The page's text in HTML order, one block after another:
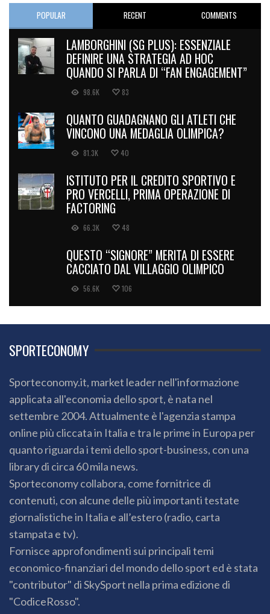
POPULAR RECENT COMMENTS
LAMBORGHINI (SG PLUS): ESSENZIALE
DEFINIRE UNA STRATEGIA AD HOC
QUANDO SI PARLA DI “FAN ENGAGEMENT”
98.6K 83
QUANTO GUADAGNANO GLI ATLETI CHE
VINCONO UNA MEDAGLIA OLIMPICA?
81.3K 40
ISTITUTO PER IL CREDITO SPORTIVO E
PRO VERCELLI, PRIMA OPERAZIONE DI
FACTORING
66.3K 48
QUESTO “SIGNORE” MERITA DI ESSERE
CACCIATO DAL VILLAGGIO OLIMPICO
56.6K 106
SPORTECONOMY
Sporteconomy.it, market leader nell'informazione
applicata all'economia dello sport, è nata nel
settembre 2004. Attualmente è l'agenzia stampa
online più cliccata in Italia e tra le prime in Europa per
quanto riguarda i temi dello sport-business, con una
library di circa 60 mila news.
Sporteconomy collabora, come fornitrice di
contenuti, con alcune delle più importanti testate
giornalistiche in Italia e all’estero (radio, carta
stampata e tv).
Fornisce approfondimenti sui principali temi
economico-finanziari del mondo dello sport ed è stata
"contributor" di SkySport nella prima edizione di
"CodiceRosso".